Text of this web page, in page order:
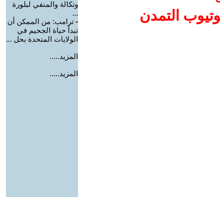
التمدن
وتكالة والمنفي لبلورة
...
- ترامب: من الممكن أن
تبدأ حياة الجحيم في
الولايات المتحدة بحل ...
المزيد.....
المزيد.....